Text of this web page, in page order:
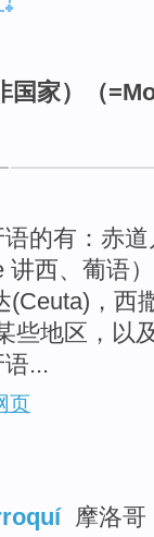
国家）（
的有：赤
讲西、葡语
(Ceuta)，西
些地区，以
...
页
摩洛哥